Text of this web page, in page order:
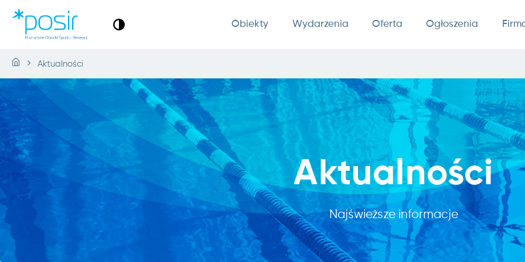
Obiekty Wydarzenia Oferta Ogłoszenia
Aktualności
Aktualności
Najświeższe informacje